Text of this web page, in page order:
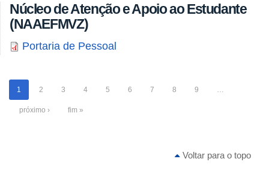
Núcleo de Atenção e Apoio ao Estudante
(NAAEFMVZ)
Portaria de Pessoal
1 2 3 4 5 6 7 8 9
próximo › fim »
Voltar para o topo